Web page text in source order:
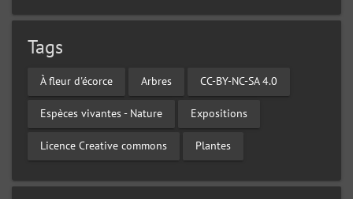
Tags
À fleur d'écorce Arbres CC-BY-NC-SA 4.0
Espèces vivantes - Nature Expositions
Licence Creative commons Plantes